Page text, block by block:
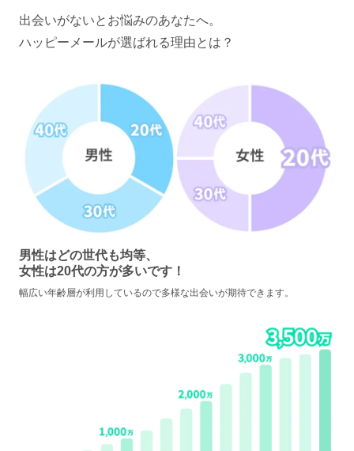
出会いがないとお悩みのあなたへ。
ハッピーメールが選ばれる理由とは？
男性はどの世代も均等、
女性は20代の方が多いです！
幅広い年齢層が利用しているので多様な出会いが期待できます。